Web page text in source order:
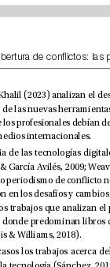
que trabajaron para varios medios internacionales.
2010; Carruthers, 2011; Harris & Williams, 2018).